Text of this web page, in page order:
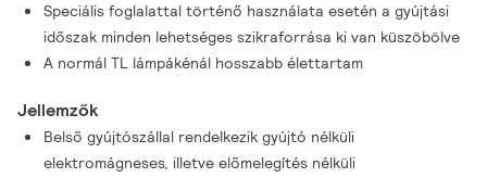
(petrolkémia), vízre telepített létesítmény, bánya, illetve
nyomokban robbanásveszélyes gázokat tartalmazó bármilyen
helyszín.
Speciális foglalattal történő használata esetén a gyújtási
időszak minden lehetséges szikraforrása ki van küszöbölve
A normál TL lámpákénál hosszabb élettartam
Jellemzők
Belső gyújtószállal rendelkezik gyújtó nélküli
elektromágneses, illetve előmelegítés nélküli